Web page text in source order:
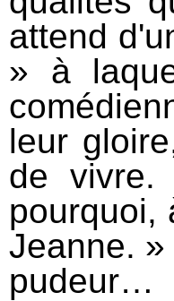
attend
» à
leur
de vivre.
pourquoi,
Jeanne.
pudeur…